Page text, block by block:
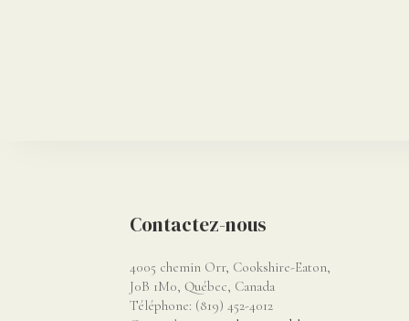
Contactez-nous
4005 chemin Orr, Cookshire-Eaton,
J0B 1M0, Québec, Canada
Téléphone: (819) 452-4012